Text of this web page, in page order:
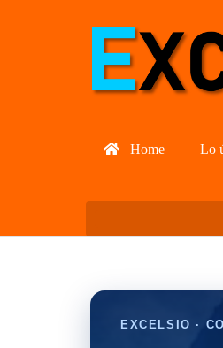
Home Lo
EXCELSIO ·